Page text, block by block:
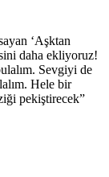
‘Aşktan
daha ekliyoruz!
Sevgiyi de
Hele bir
pekiştirecek”